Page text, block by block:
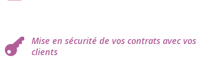

Mise en sécurité de vos contrats avec vos
clients